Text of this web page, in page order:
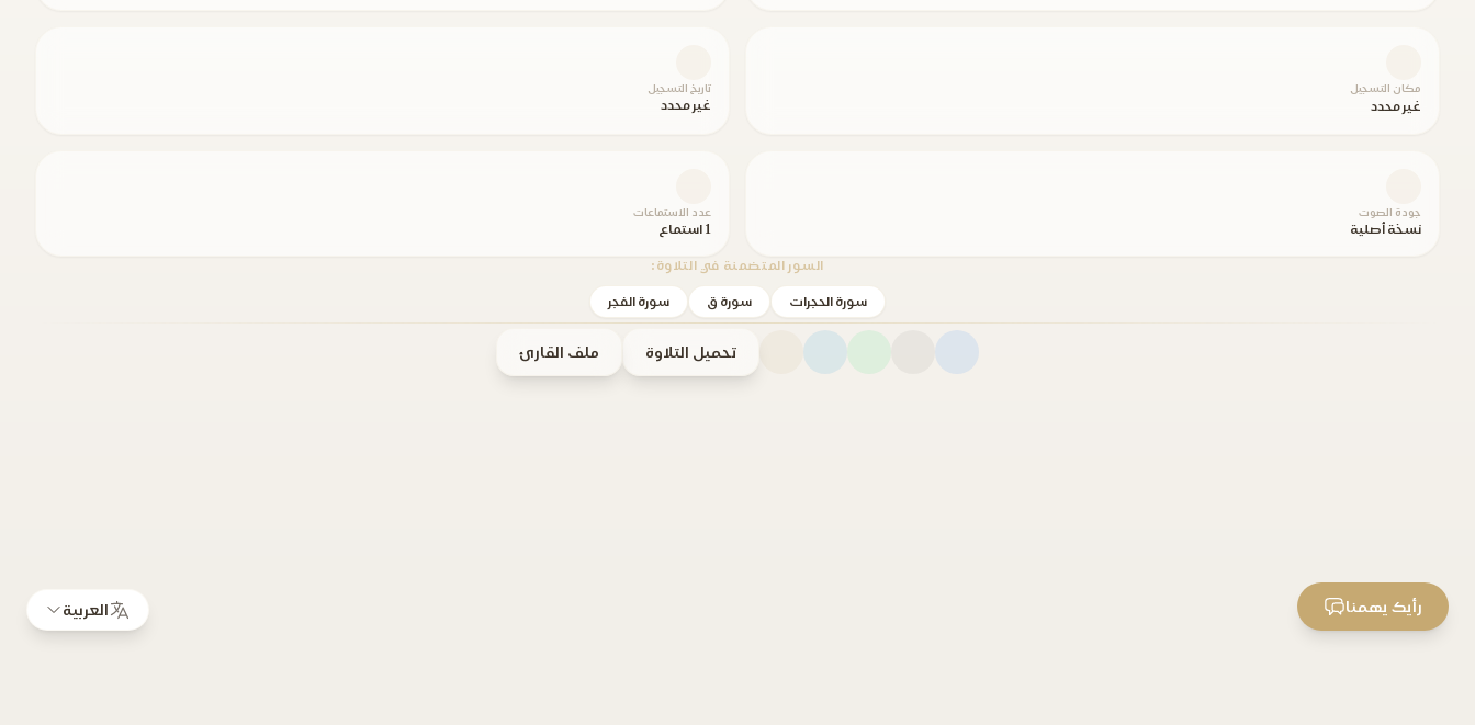
مكان التسجيل
غير محدد
تاريخ التسجيل
غير محدد
جودة الصوت
نسخة أصلية
عدد الاستماعات
1 استماع
السور المتضمنة في التلاوة:
سورة الحجرات سورة ق سورة الفجر
تحميل التلاوة ملف القارئ
العربية رأيك يهمنا